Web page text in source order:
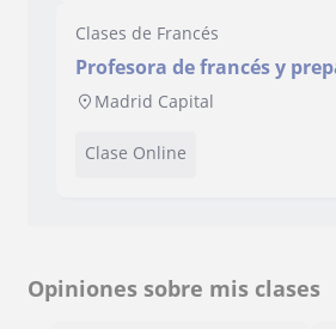
Clases de Francés
Profesora de francés y
Madrid Capital
Clase Online
Opiniones sobre mis clases